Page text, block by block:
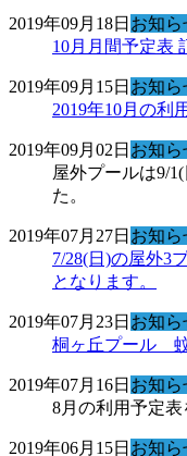
2019年09月18日 お知ら
10月月間予定表
2019年09月15日 お知ら
2019年10月の利
2019年09月02日 お知ら
屋外プールは9/
た。
2019年07月27日 お知ら
7/28(日)の屋外3
となります。
2019年07月23日 お知ら
桐ヶ丘プール
2019年07月16日 お知ら
8月の利用予定表
2019年06月15日 お知ら